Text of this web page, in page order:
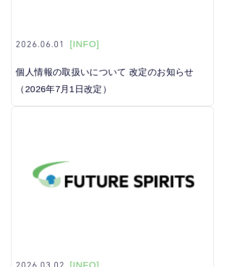
2026.06.01 [INFO]
個人情報の取扱いについて 改定のお知らせ
（2026年7月1日改定）